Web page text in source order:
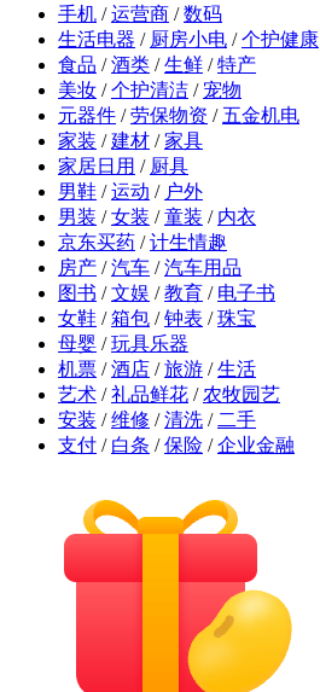
手机 / 运营商 / 数码
生活电器 / 厨房小电 / 个护健康
食品 / 酒类 / 生鲜 / 特产
美妆 / 个护清洁 / 宠物
元器件 / 劳保物资 / 五金机电
家装 / 建材 / 家具
家居日用 / 厨具
男鞋 / 运动 / 户外
男装 / 女装 / 童装 / 内衣
京东买药 / 计生情趣
房产 / 汽车 / 汽车用品
图书 / 文娱 / 教育 / 电子书
女鞋 / 箱包 / 钟表 / 珠宝
母婴 / 玩具乐器
机票 / 酒店 / 旅游 / 生活
艺术 / 礼品鲜花 / 农牧园艺
安装 / 维修 / 清洗 / 二手
支付 / 白条 / 保险 / 企业金融